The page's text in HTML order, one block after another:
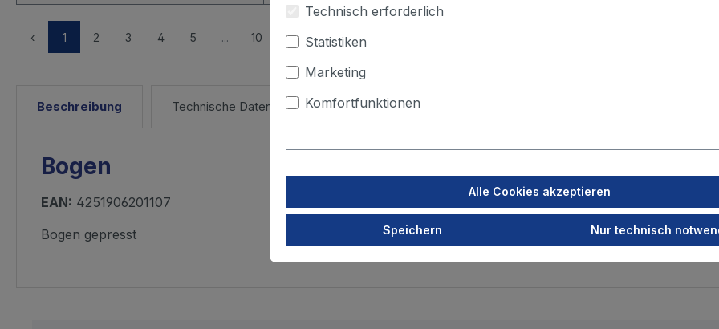
‹ 1 2 3 4 5 ... 10 › Alle in den Warenkorb
Beschreibung Technische Daten
Bogen
EAN: 4251906201107
Bogen gepresst
Technisch erforderlich
Statistiken
Marketing
Komfortfunktionen
Alle Cookies akzeptieren
Speichern Nur technisch